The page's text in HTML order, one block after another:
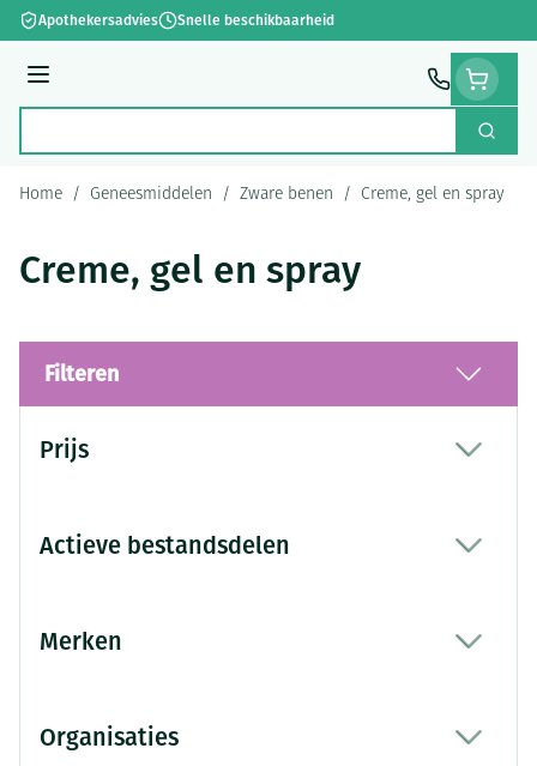
Ga naar de inhoud
Apothekersadvies Snelle beschikbaarheid
Menu
Zoek
Home / Geneesmiddelen / Zware benen / Creme, gel en spray
Creme, gel en spray
Filteren
Prijs
Actieve bestandsdelen
Merken
Organisaties